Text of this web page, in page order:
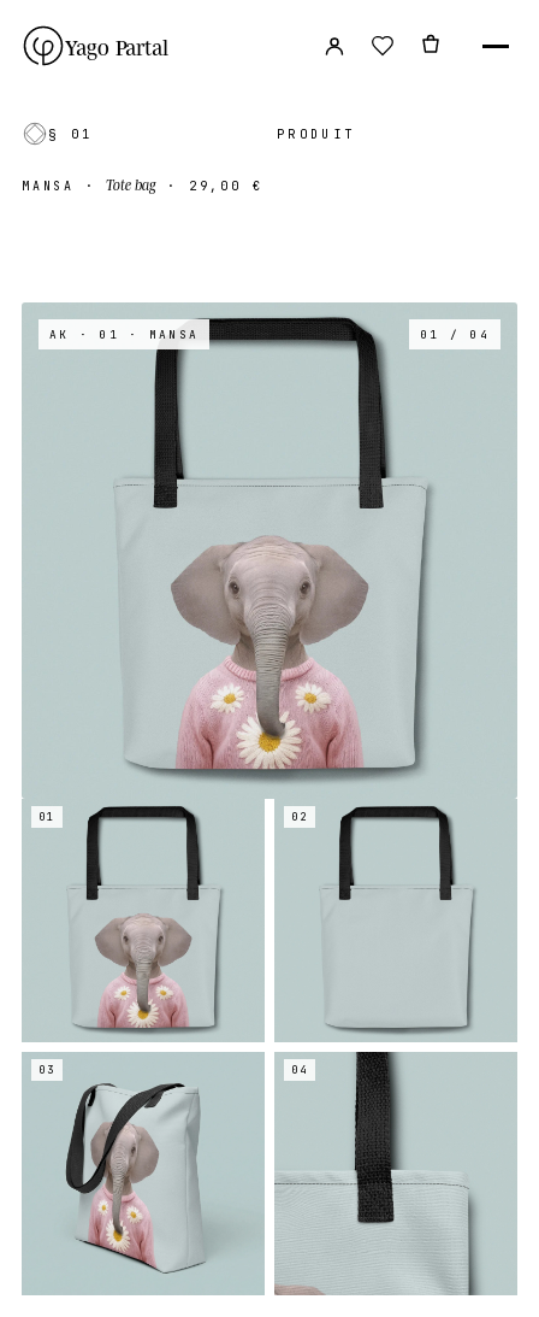
Yago Partal
§ 01 PRODUIT
MANSA ·Tote bag · 29,00 €
AK · 01 · MANSA 01 / 04
01 02
03 04